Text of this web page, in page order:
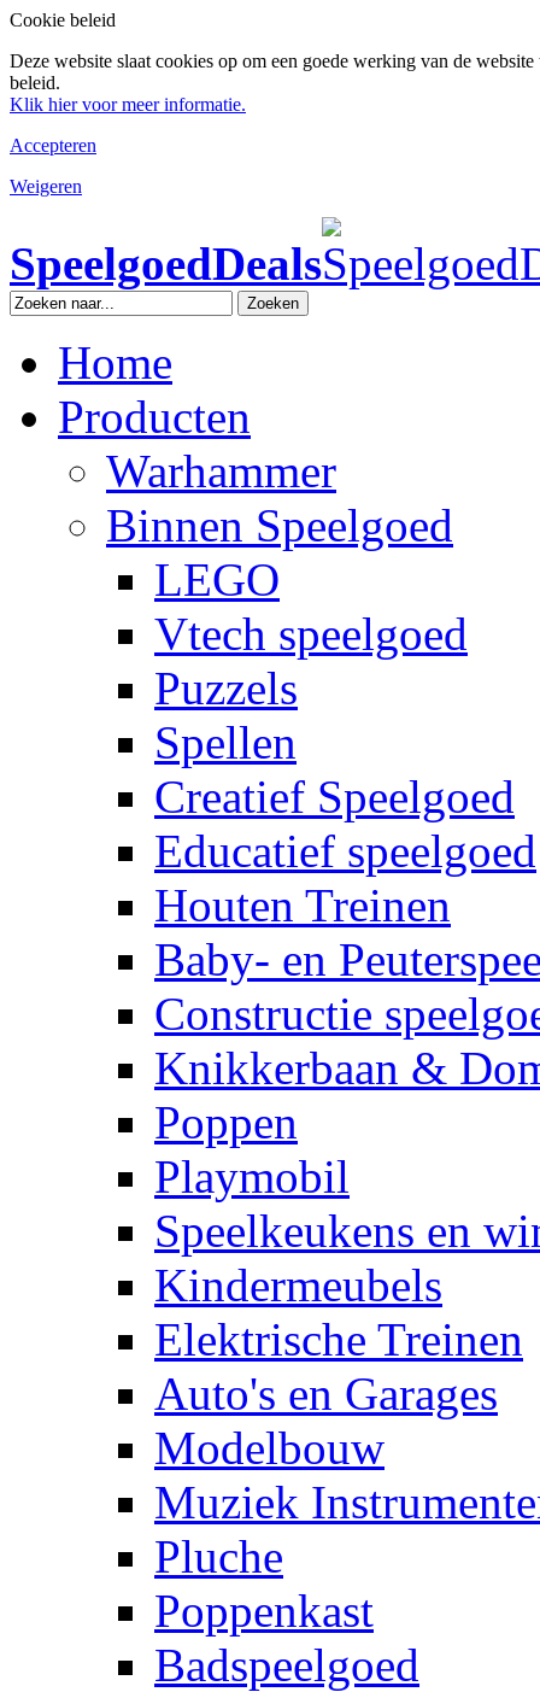
Cookie beleid
Deze website slaat cookies op om een goede werking van de
beleid.
Klik hier voor meer informatie.
Accepteren
Weigeren
SpeelgoedDeals
Zoeken
Home
Producten
Warhammer
Binnen Speelgoed
LEGO
Vtech speelgoed
Puzzels
Spellen
Creatief Speelgoed
Educatief speelgoed
Houten Treinen
Baby- en
Constructie
Knikkerbaan &
Poppen
Playmobil
Speelkeukens en
Kindermeubels
Elektrische Treinen
Auto's en Garages
Modelbouw
Muziek
Pluche
Poppenkast
Badspeelgoed